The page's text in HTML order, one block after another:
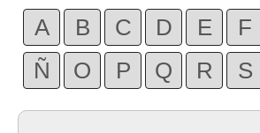
A B C D E F
Ñ
O P Q R S